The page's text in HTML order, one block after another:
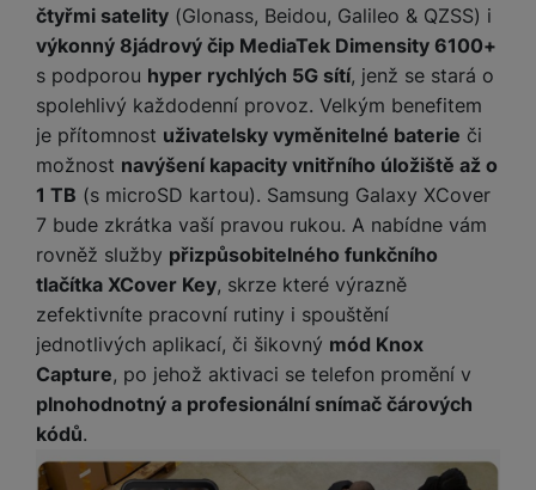
čtyřmi satelity (Glonass, Beidou, Galileo & QZSS) i
výkonný 8jádrový čip MediaTek Dimensity 6100+
s podporou hyper rychlých 5G sítí, jenž se stará o
spolehlivý každodenní provoz. Velkým benefitem
je přítomnost uživatelsky vyměnitelné baterie či
možnost navýšení kapacity vnitřního úložiště až o
1 TB (s microSD kartou). Samsung Galaxy XCover
7 bude zkrátka vaší pravou rukou. A nabídne vám
rovněž služby přizpůsobitelného funkčního
tlačítka XCover Key, skrze které výrazně
zefektivníte pracovní rutiny i spouštění
jednotlivých aplikací, či šikovný mód Knox
Capture, po jehož aktivaci se telefon promění v
plnohodnotný a profesionální snímač čárových
kódů.